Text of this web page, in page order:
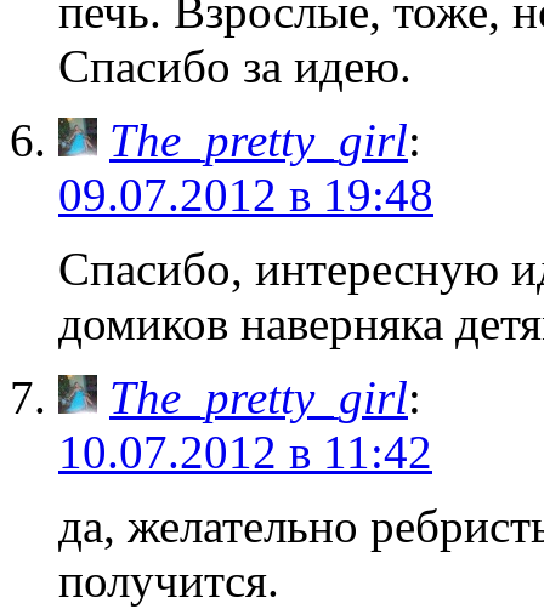
печь. Взрослые, тоже,
Спасибо за идею.
The_pretty_girl:
09.07.2012 в 19:48
Спасибо, интересную
домиков наверняка
The_pretty_girl:
10.07.2012 в 11:42
да, желательно
получится.